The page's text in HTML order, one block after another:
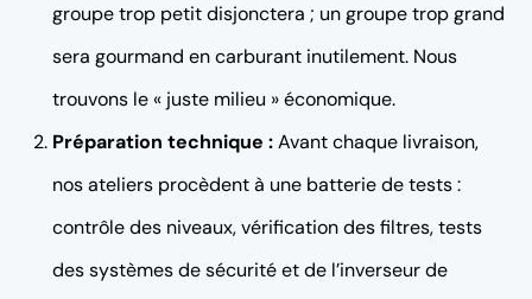
groupe trop petit disjonctera ; un groupe trop grand
sera gourmand en carburant inutilement. Nous
trouvons le « juste milieu » économique.
Préparation technique :Avant chaque livraison,
nos ateliers procèdent à une batterie de tests :
contrôle des niveaux, vérification des filtres, tests
des systèmes de sécurité et de l’inverseur de